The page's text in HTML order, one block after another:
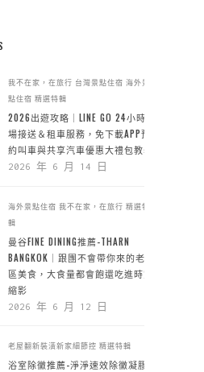
我不在家，在旅行 台灣景點住宿 海外景
點住宿 精選特輯
2026出遊攻略｜LINE GO 24小時機
場接送＆租車服務，免下載APP預
約叫車與共享汽車優惠大禮包教學
2026 年 6 月 14 日
海外景點住宿 我不在家，在旅行 精選特
輯
曼谷FINE DINING推薦-THARN
BANGKOK｜跟團不會帶你來的老城
區美食，大食量都會飽還吃進時空
縮影
2026 年 6 月 12 日
老屋翻新裝潢新家細節控 精選特輯
浴室除黴推薦-淨淨速效除黴凝膠